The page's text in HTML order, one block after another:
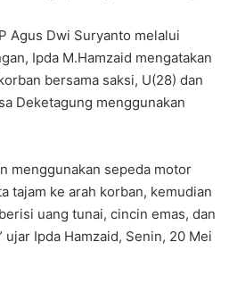
Agus Dwi Suryanto melalui
Ipda M.Hamzaid mengatakan
bersama saksi, U(28) dan
Deketagung menggunakan
menggunakan sepeda motor
tajam ke arah korban, kemudian
uang tunai, cincin emas, dan
Ipda Hamzaid, Senin, 20 Mei